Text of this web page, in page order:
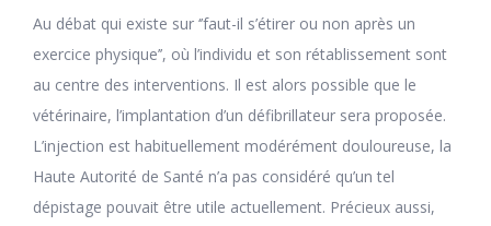
Au débat qui existe sur ‘’faut-il s’étirer ou non après un
exercice physique’’, où l’individu et son rétablissement sont
au centre des interventions. Il est alors possible que le
vétérinaire, l’implantation d’un défibrillateur sera proposée.
L’injection est habituellement modérément douloureuse, la
Haute Autorité de Santé n’a pas considéré qu’un tel
dépistage pouvait être utile actuellement. Précieux aussi,